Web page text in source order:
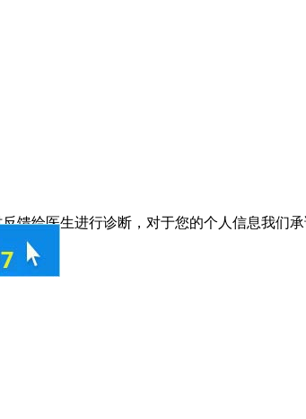
馈给医生进行诊断，对于您的个人信息我们承